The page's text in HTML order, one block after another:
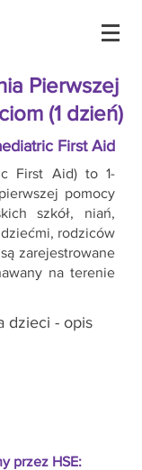
Pierwszej
(1 dzień)
First Aid
First Aid) to 1-
pomocy
szkół, niań,
rodziców
zarejestrowane
na terenie
dzieci - opis
przez HSE: